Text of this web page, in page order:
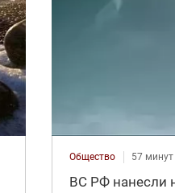
Общество 57 минут
ВС РФ нанесли